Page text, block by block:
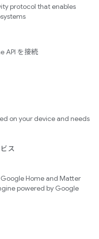
protocol that enables
API を接続
on your device and needs
ス
Home and Matter
powered by Google